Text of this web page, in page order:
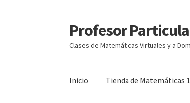
Ir
a
la
Ir
al
contenido
Profesor
Clases de Matemáticas Virtuales y a
Inicio Tienda de Matemáticas